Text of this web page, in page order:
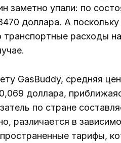
заметно упали: по
доллара. А
транспортные расходы
GasBuddy, средняя
доллара,
по стране
различается в
тарифы,